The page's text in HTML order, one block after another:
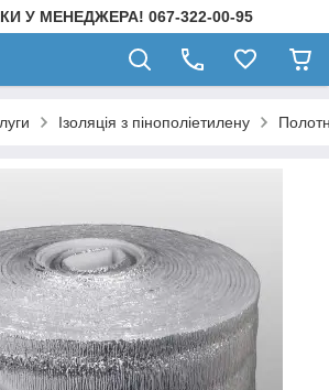
У МЕНЕДЖЕРА! 067-322-00-95
Ізоляція з пінополіетилену